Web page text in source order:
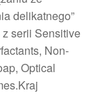
delikatnego”
serii Sensitive
Non-
Optical